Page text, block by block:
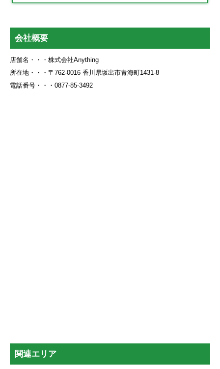
会社概要
店舗名・・・株式会社Anything
所在地・・・〒762-0016 香川県坂出市青海町1431-8
電話番号・・・0877-85-3492
関連エリア